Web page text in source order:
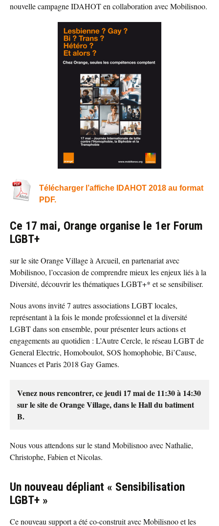
nouvelle campagne IDAHOT en collaboration avec Mobilisnoo.
Télécharger l’affiche IDAHOT 2018 au format
PDF.
Ce 17 mai, Orange organise le 1er Forum
LGBT+
sur le site Orange Village à Arcueil, en partenariat avec
Mobilisnoo, l’occasion de comprendre mieux les enjeux liés à la
Diversité, découvrir les thématiques LGBT+* et se sensibiliser.
Nous avons invité 7 autres associations LGBT locales,
représentant à la fois le monde professionnel et la diversité
LGBT dans son ensemble, pour présenter leurs actions et
engagements au quotidien : L’Autre Cercle, le réseau LGBT de
General Electric, Homoboulot, SOS homophobie, Bi’Cause,
Nuances et Paris 2018 Gay Games.
Venez nous rencontrer, ce jeudi 17 mai de 11:30 à 14:30
sur le site de Orange Village, dans le Hall du batiment
B.
Nous vous attendons sur le stand Mobilisnoo avec Nathalie,
Christophe, Fabien et Nicolas.
Un nouveau dépliant « Sensibilisation
LGBT+ »
Ce nouveau support a été co-construit avec Mobilisnoo et les